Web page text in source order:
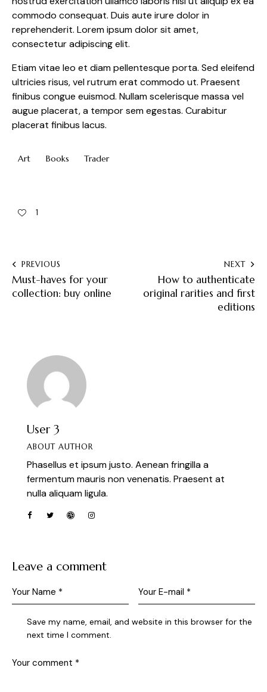
commodo consequat. Duis aute irure dolor in
reprehenderit. Lorem ipsum dolor sit amet,
consectetur adipiscing elit.
Etiam vitae leo et diam pellentesque porta. Sed eleifend
ultricies risus, vel rutrum erat commodo ut. Praesent
finibus congue euismod. Nullam scelerisque massa vel
augue placerat, a tempor sem egestas. Curabitur
placerat finibus lacus.
Art Books Trader
1
PREVIOUS
Must-haves for your
collection: buy online
NEXT
How to authenticate
original rarities and first
editions
User 3
ABOUT AUTHOR
Phasellus et ipsum justo. Aenean fringilla a
fermentum mauris non venenatis. Praesent at
nulla aliquam ligula.
Leave a comment
Save my name, email, and website in this browser for the
next time I comment.